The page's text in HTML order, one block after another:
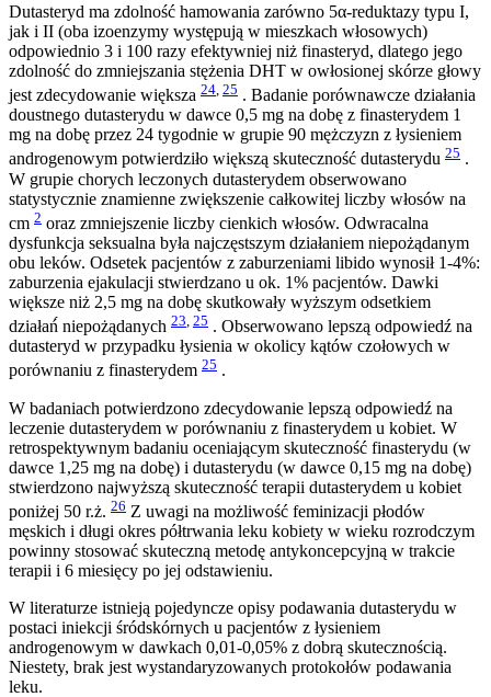
Dutasteryd ma zdolność hamowania zarówno 5α-reduktazy typu I,
jak i II (oba izoenzymy występują w mieszkach włosowych)
odpowiednio 3 i 100 razy efektywniej niż finasteryd, dlatego jego
zdolność do zmniejszania stężenia DHT w owłosionej skórze głowy
jest zdecydowanie większa 24 25 . Badanie porównawcze działania
doustnego dutasterydu w dawce 0,5 mg na dobę z finasterydem 1
mg na dobę przez 24 tygodnie w grupie 90 mężczyzn z łysieniem
androgenowym potwierdziło większą skuteczność dutasterydu 25 .
W grupie chorych leczonych dutasterydem obserwowano
statystycznie znamienne zwiększenie całkowitej liczby włosów na
cm 2 oraz zmniejszenie liczby cienkich włosów. Odwracalna
dysfunkcja seksualna była najczęstszym działaniem niepożądanym
obu leków. Odsetek pacjentów z zaburzeniami libido wynosił 1-4%:
zaburzenia ejakulacji stwierdzano u ok. 1% pacjentów. Dawki
większe niż 2,5 mg na dobę skutkowały wyższym odsetkiem
działań́ niepożądanych 23 25 . Obserwowano lepszą odpowiedź na
dutasteryd w przypadku łysienia w okolicy kątów czołowych w
porównaniu z finasterydem 25 .
W badaniach potwierdzono zdecydowanie lepszą odpowiedź na
leczenie dutasterydem w porównaniu z finasterydem u kobiet. W
retrospektywnym badaniu oceniającym skuteczność finasterydu (w
dawce 1,25 mg na dobę) i dutasterydu (w dawce 0,15 mg na dobę)
stwierdzono najwyższą skuteczność terapii dutasterydem u kobiet
poniżej 50 r.ż. 26 Z uwagi na możliwość feminizacji płodów
męskich i długi okres półtrwania leku kobiety w wieku rozrodczym
powinny stosować skuteczną metodę antykoncepcyjną w trakcie
terapii i 6 miesięcy po jej odstawieniu.
W literaturze istnieją pojedyncze opisy podawania dutasterydu w
postaci iniekcji śródskórnych u pacjentów z łysieniem
androgenowym w dawkach 0,01-0,05% z dobrą skutecznością.
Niestety, brak jest wystandaryzowanych protokołów podawania
leku.